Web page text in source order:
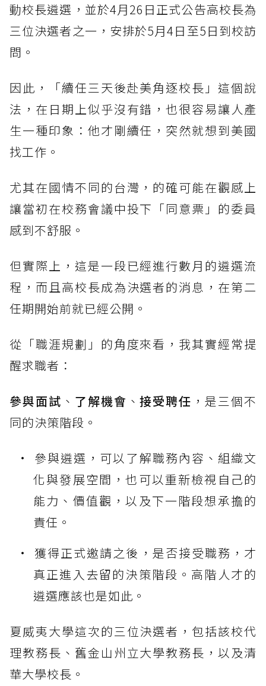
動校長遴選，並於4月26日正式公告高校長為
三位決選者之一，安排於5月4日至5日到校訪
問。
因此，「續任三天後赴美角逐校長」這個說
法，在日期上似乎沒有錯，也很容易讓人產
生一種印象：他才剛續任，突然就想到美國
找工作。
尤其在國情不同的台灣，的確可能在觀感上
讓當初在校務會議中投下「同意票」的委員
感到不舒服。
但實際上，這是一段已經進行數月的遴選流
程，而且高校長成為決選者的消息，在第二
任期開始前就已經公開。
從「職涯規劃」的角度來看，我其實經常提
醒求職者：
參與面試 、 了解機會 、接受聘任 ，是三個不
同的決策階段。
參與遴選，可以了解職務內容、組織文
化與發展空間，也可以重新檢視自己的
能力、價值觀，以及下一階段想承擔的
責任。
獲得正式邀請之後，是否接受職務，才
真正進入去留的決策階段。高階人才的
遴選應該也是如此。
夏威夷大學這次的三位決選者，包括該校代
理教務長、舊金山州立大學教務長，以及清
華大學校長。